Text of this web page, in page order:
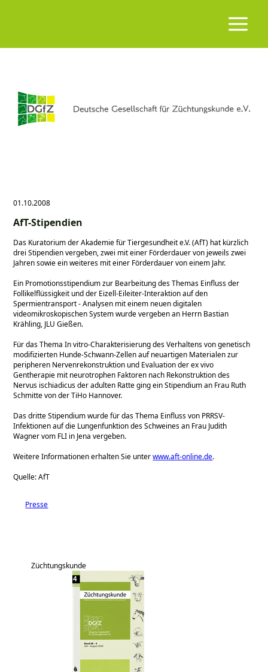
01.10.2008
AfT-Stipendien
Das Kuratorium der Akademie für Tiergesundheit e.V. (AfT) hat kürzlich
drei Stipendien vergeben, zwei mit einer Förderdauer von jeweils zwei
Jahren sowie ein weiteres mit einer Förderdauer von einem Jahr.
Ein Promotionsstipendium zur Bearbeitung des Themas Einfluss der
Follikelflüssigkeit und der Eizell-Eileiter-Interaktion auf den
Spermientransport - Analysen mit einem neuen digitalen
videomikroskopischen System wurde vergeben an Herrn Bastian
Krähling, JLU Gießen.
Für das Thema In vitro-Charakterisierung des Verhaltens von genetisch
modifizierten Hunde-Schwann-Zellen auf neuartigen Materialen zur
peripheren Nervenrekonstruktion und Evaluation der ex vivo
Gentherapie mit neurotrophen Faktoren nach Rekonstruktion des
Nervus ischiadicus der adulten Ratte ging ein Stipendium an Frau Ruth
Schmitte von der TiHo Hannover.
Das dritte Stipendium wurde für das Thema Einfluss von PRRSV-
Infektionen auf die Lungenfunktion des Schweines an Frau Judith
Wagner vom FLI in Jena vergeben.
Weitere Informationen erhalten Sie unterwww.aft-online.de.
Quelle: AfT
Presse
Züchtungskunde